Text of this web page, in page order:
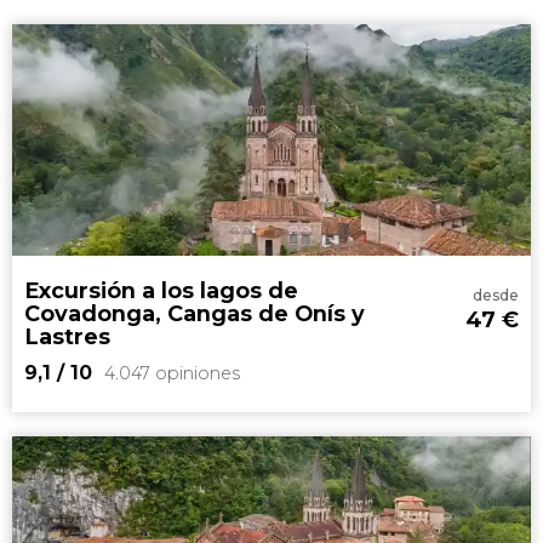
Excursión a los lagos de
Covadonga, Cangas de Onís y
Lastres
9,1 / 10 4.047 opiniones
desde
47 €
9,1